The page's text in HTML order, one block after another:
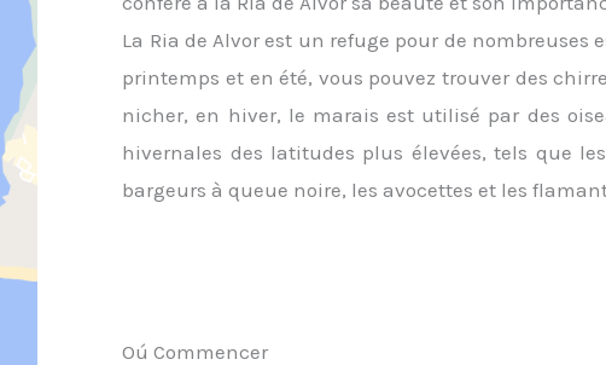
La Ria de Alvor est un refuge pour de nombreuses
printemps et en été, vous pouvez trouver des
nicher, en hiver, le marais est utilisé par des
hivernales des latitudes plus élevées, tels que
bargeurs à queue noire, les avocettes et les
Oú Commencer